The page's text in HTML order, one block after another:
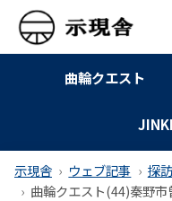
曲輪クエスト
示現舎 ウェブ記事 探訪
曲輪クエスト(44)秦野市